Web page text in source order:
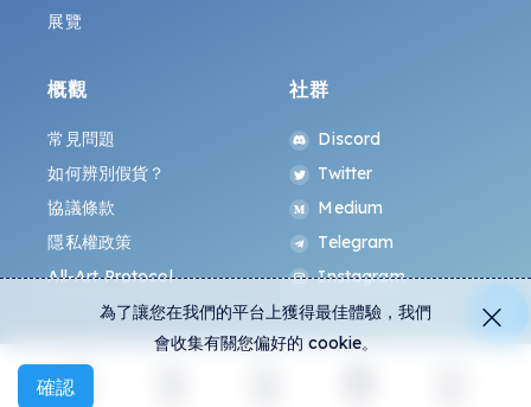
探索
展覽
概觀
常見問題
如何辨別假貨？
協議條款
隱私權政策
All-Art Protocol
社群
Discord
Twitter
Medium
Telegram
Instagram
為了讓您在我們的平台上獲得最佳體驗，我們
會收集有關您偏好的 cookie。
確認